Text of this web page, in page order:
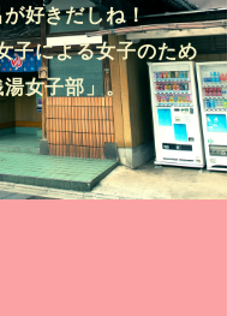
好きだしね！
子による女子のため
女子部」。